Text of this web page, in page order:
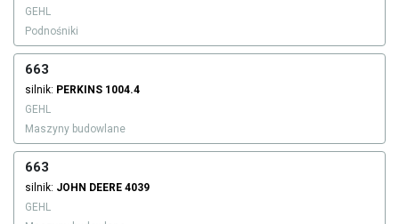
GEHL
Podnośniki
663
silnik: PERKINS 1004.4
GEHL
Maszyny budowlane
663
silnik: JOHN DEERE 4039
GEHL